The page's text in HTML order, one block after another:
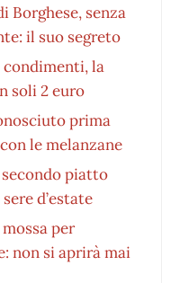
Borghese, senza
il suo segreto
la
soli 2 euro
prima
le melanzane
piatto
d’estate
per
non si aprirà mai